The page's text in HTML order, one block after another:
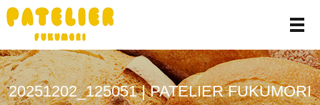
メ
20251202_125051 | PATELIER FUKUMORI